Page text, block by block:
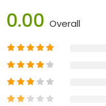
0.00 Overall